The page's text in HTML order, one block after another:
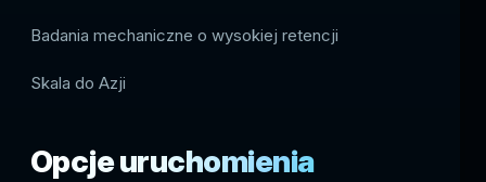
Badania mechaniczne o wysokiej retencji
Skala do Azji
Opcje uruchomienia